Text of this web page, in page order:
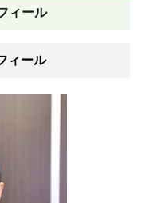
ィール
ィール